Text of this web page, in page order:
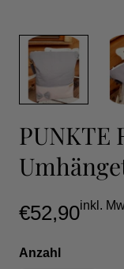
PUNKTE
€52,90inkl.
Anzahl